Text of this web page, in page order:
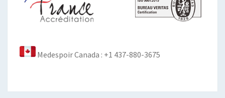
Medespoir Canada : +1 437-880-3675